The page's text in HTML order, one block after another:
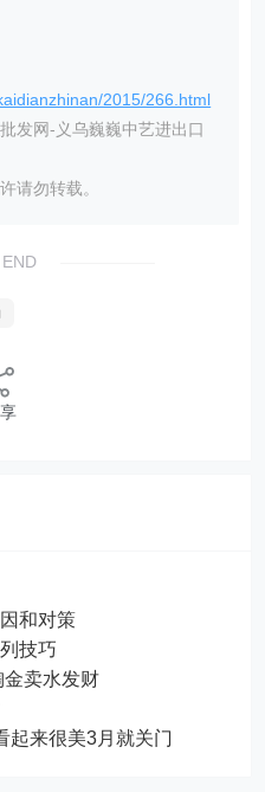
2015/266.html
发网-义乌巍巍中艺进出口
请勿转载。
和对策
技巧
卖水发财
起来很美3月就关门